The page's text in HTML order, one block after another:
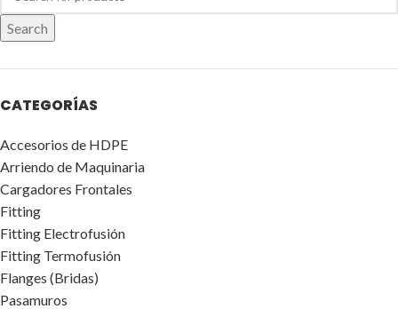
Search
CATEGORÍAS
Accesorios de HDPE
Arriendo de Maquinaria
Cargadores Frontales
Fitting
Fitting Electrofusión
Fitting Termofusión
Flanges (Bridas)
Pasamuros